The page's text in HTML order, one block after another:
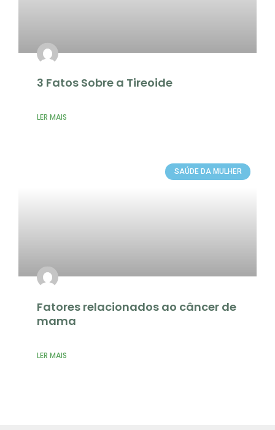
3 Fatos Sobre a Tireoide
LER MAIS
SAÚDE DA MULHER
Fatores relacionados ao câncer de
mama
LER MAIS